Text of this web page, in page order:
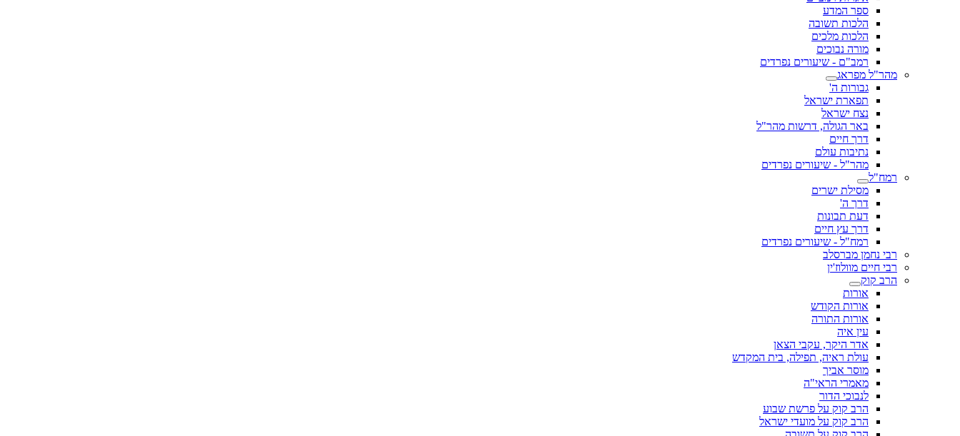
ספר המדע
הלכות תשובה
הלכות מלכים
מורה נבוכים
רמב"ם - שיעורים נפרדים
מהר"ל מפראג
גבורות ה'
תפארת ישראל
נצח ישראל
באר הגולה, דרשות מהר"ל
דרך חיים
נתיבות עולם
מהר"ל - שיעורים נפרדים
רמח"ל
מסילת ישרים
דרך ה'
דעת תבונות
דרך עץ חיים
רמח"ל - שיעורים נפרדים
רבי נחמן מברסלב
רבי חיים מוולוז'ין
הרב קוק
אורות
אורות הקודש
אורות התורה
עין איה
אדר היקר, עקבי הצאן
עולת ראיה, תפילה, בית המקדש
מוסר אביך
מאמרי הראי"ה
לנבוכי הדור
הרב קוק על פרשת שבוע
הרב קוק על מועדי ישראל